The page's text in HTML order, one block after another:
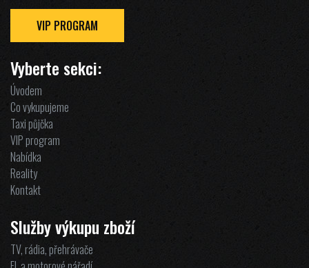
VIP PROGRAM
Vyberte sekci:
Úvodem
Co vykupujeme
Taxi půjčka
VIP program
Nabídka
Reality
Kontakt
Služby výkupu zboží
TV, rádia, přehrávače